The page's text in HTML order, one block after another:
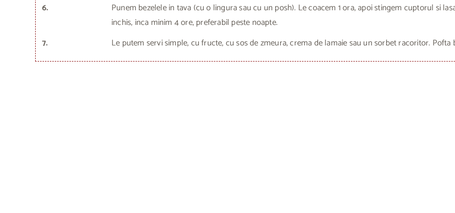
6.
Punem bezelele in tava (cu o lingura sau cu un posh). Le coacem 1 ora, apoi stingem cuptorul si
inchis, inca minim 4 ore, preferabil peste noapte.
7.
Le putem servi simple, cu fructe, cu sos de zmeura, crema de lamaie sau un sorbet racoritor. Pofta